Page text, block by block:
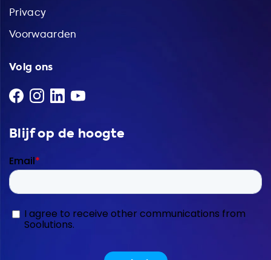
Privacy
Voorwaarden
Volg ons
Blijf op de hoogte